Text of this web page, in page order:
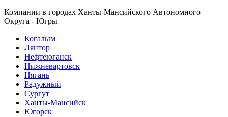
Компании в городах Ханты-Мансийского Автономного
Округа - Югры
Когалым
Лянтор
Нефтеюганск
Нижневартовск
Нягань
Радужный
Сургут
Ханты-Мансийск
Югорск